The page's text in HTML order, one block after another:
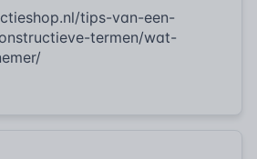
tips-van-een-
termen/wat-